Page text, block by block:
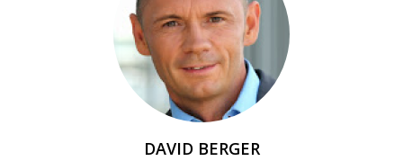
DAVID BERGER